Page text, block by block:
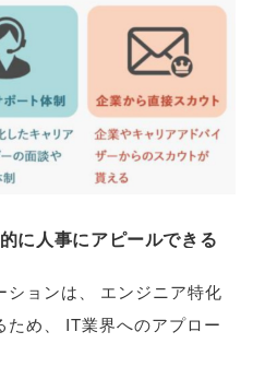
に人事にアピールできる
ションは
エンジニア特化
ため
IT業界へのアプロー